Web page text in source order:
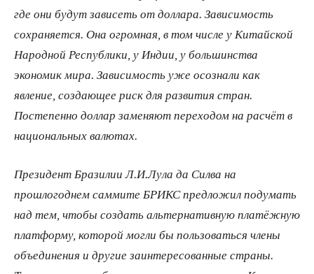
где они будут зависеть от доллара. Зависимость
сохраняется. Она огромная, в том числе у Китайской
Народной Республики, у Индии, у большинства
экономик мира. Зависимость уже осознали как
явление, создающее риск для развития стран.
Постепенно доллар заменяют переходом на расчёт в
национальных валютах.
Президент Бразилии Л.И.Лула да Силва на
прошлогоднем саммите БРИКС предложил подумать
над тем, чтобы создать альтернативную платёжную
платформу, которой могли бы пользоваться члены
объединения и другие заинтересованные страны.